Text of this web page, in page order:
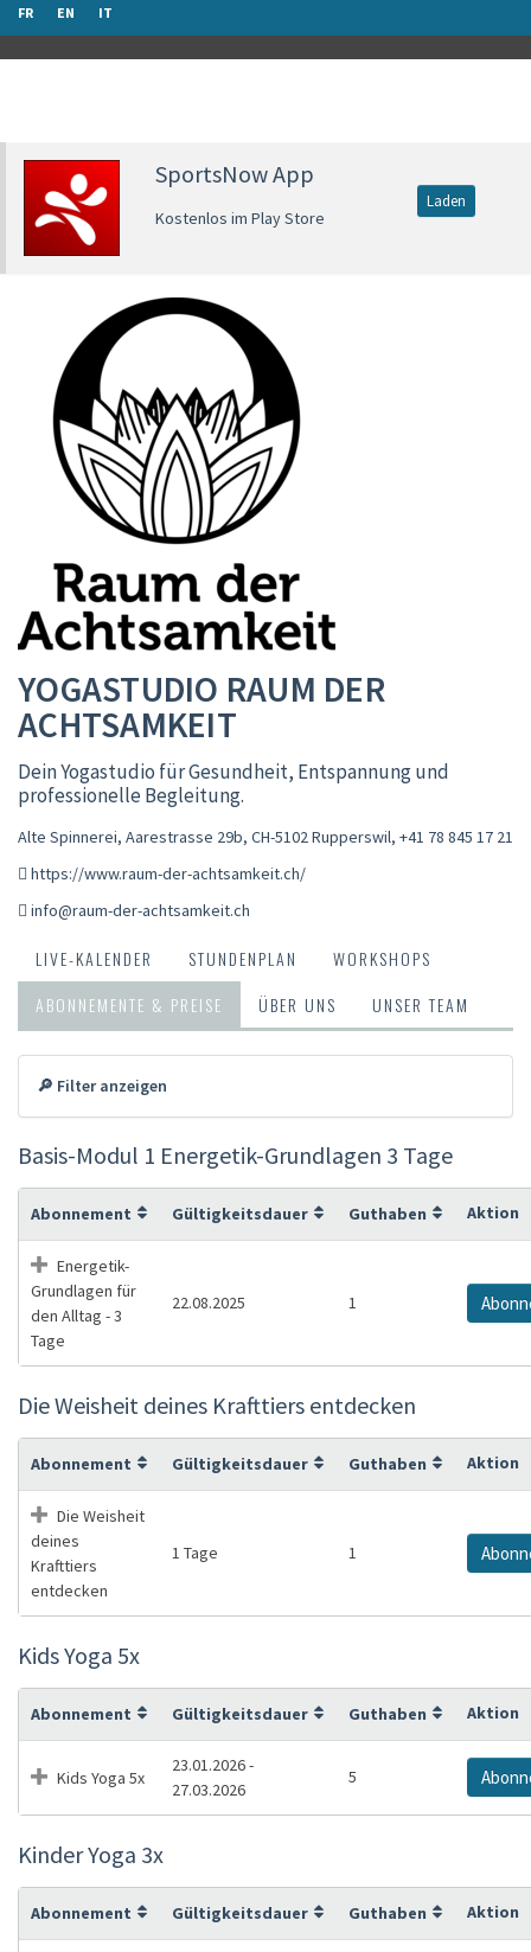
FR EN IT
SportsNow App
Kostenlos im Play Store
Laden
YOGASTUDIO RAUM DER
ACHTSAMKEIT
Dein Yogastudio für Gesundheit, Entspannung und
professionelle Begleitung.
Alte Spinnerei, Aarestrasse 29b, CH-5102 Rupperswil, +41 78 845 17 21
https://www.raum-der-achtsamkeit.ch/
info@raum-der-achtsamkeit.ch
LIVE-KALENDER STUNDENPLAN
WORKSHOPS
ABONNEMENTE & PREISE
ÜBER UNS UNSER TEAM
🔎 Filter anzeigen
Basis-Modul 1 Energetik-Grundlagen 3 Tage
Abonnement Gültigkeitsdauer Guthaben Aktion
Energetik-
Grundlagen für
den Alltag - 3
Tage
22.08.2025 1
Die Weisheit deines Krafttiers entdecken
Abonnement Gültigkeitsdauer Guthaben Aktion
Die Weisheit
deines
Krafttiers
entdecken
1 Tage 1
Kids Yoga 5x
Abonnement Gültigkeitsdauer Guthaben Aktion
Kids Yoga 5x
23.01.2026 -
27.03.2026
5
Kinder Yoga 3x
Abonnement Gültigkeitsdauer Guthaben Aktion